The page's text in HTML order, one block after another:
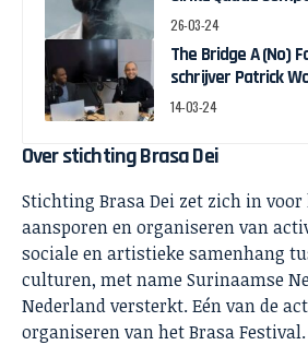
26-03-24
The Bridge A (No)
schrijver Patrick
14-03-24
Over stichting Brasa Dei
Stichting Brasa Dei zet zich in voor
aansporen en organiseren van
sociale en artistieke samenhang
culturen, met name Surinaamse
Nederland versterkt. Eén van de
organiseren van het Brasa Festival.